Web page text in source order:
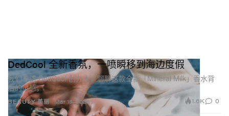
BEAUTY 美丽
DedCool 全新香氛，一喷瞬移到海边度假
我们专访 DedCool 创办人，聊聊这款全新「Mineral Milk」香水背
后的灵感。
Mar 18, 2026 1.6K 0